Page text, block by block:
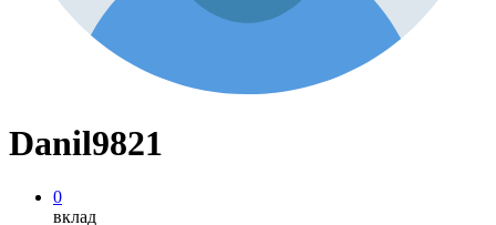
Danil9821
0
вклад